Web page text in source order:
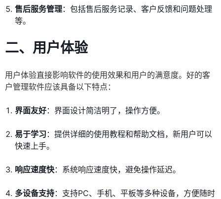
售后服务管理：包括售后服务记录、客户反馈和问题处理
等。
二、用户体验
用户体验直接影响软件的使用效果和用户的满意度。好的客
户管理软件应该具备以下特点：
界面友好：界面设计简洁明了，操作方便。
易于学习 ：提供详细的使用教程和帮助文档，新用户可以
快速上手。
响应速度快：系统响应速度快，避免操作延迟。
多设备支持：支持PC、手机、平板等多种设备，方便随时